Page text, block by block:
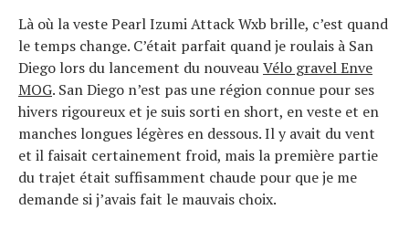
Là où la veste Pearl Izumi Attack Wxb brille, c’est quand
le temps change. C’était parfait quand je roulais à San
Diego lors du lancement du nouveauVélo gravel Enve
MOG. San Diego n’est pas une région connue pour ses
hivers rigoureux et je suis sorti en short, en veste et en
manches longues légères en dessous. Il y avait du vent
et il faisait certainement froid, mais la première partie
du trajet était suffisamment chaude pour que je me
demande si j’avais fait le mauvais choix.